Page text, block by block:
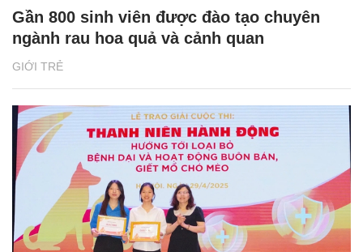
GIỚI TRẺ
Gần 800 sinh viên được đào tạo chuyên
ngành rau hoa quả và cảnh quan